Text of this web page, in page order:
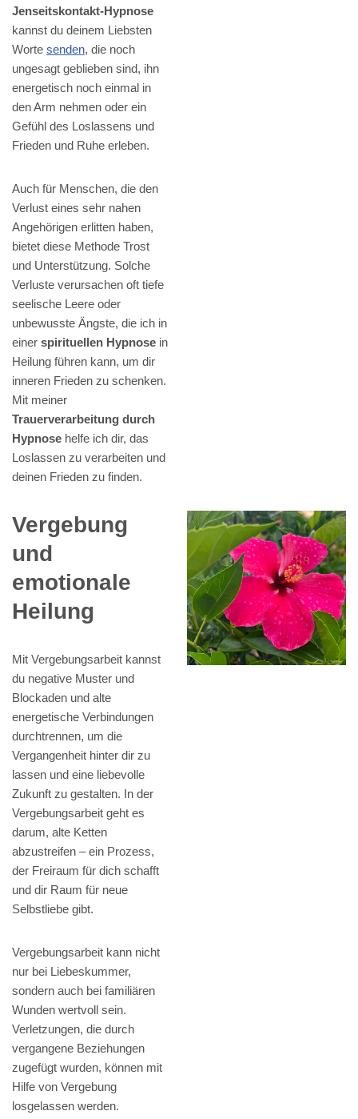
Jenseitskontakt-Hypnose
kannst du deinem Liebsten
Worte senden, die noch
ungesagt geblieben sind, ihn
energetisch noch einmal in
den Arm nehmen oder ein
Gefühl des Loslassens und
Frieden und Ruhe erleben.
Auch für Menschen, die den
Verlust eines sehr nahen
Angehörigen erlitten haben,
bietet diese Methode Trost
und Unterstützung. Solche
Verluste verursachen oft tiefe
seelische Leere oder
unbewusste Ängste, die ich in
einer spirituellen Hypnose in
Heilung führen kann, um dir
inneren Frieden zu schenken.
Mit meiner
Trauerverarbeitung durch
Hypnose helfe ich dir, das
Loslassen zu verarbeiten und
deinen Frieden zu finden.
Vergebung
und
emotionale
Heilung
Mit Vergebungsarbeit kannst
du negative Muster und
Blockaden und alte
energetische Verbindungen
durchtrennen, um die
Vergangenheit hinter dir zu
lassen und eine liebevolle
Zukunft zu gestalten. In der
Vergebungsarbeit geht es
darum, alte Ketten
abzustreifen – ein Prozess,
der Freiraum für dich schafft
und dir Raum für neue
Selbstliebe gibt.
Vergebungsarbeit kann nicht
nur bei Liebeskummer,
sondern auch bei familiären
Wunden wertvoll sein.
Verletzungen, die durch
vergangene Beziehungen
zugefügt wurden, können mit
Hilfe von Vergebung
losgelassen werden.